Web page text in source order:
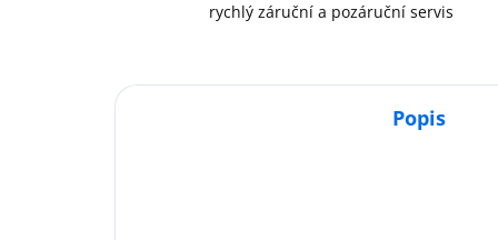
rychlý záruční a pozáruční servis
Popis